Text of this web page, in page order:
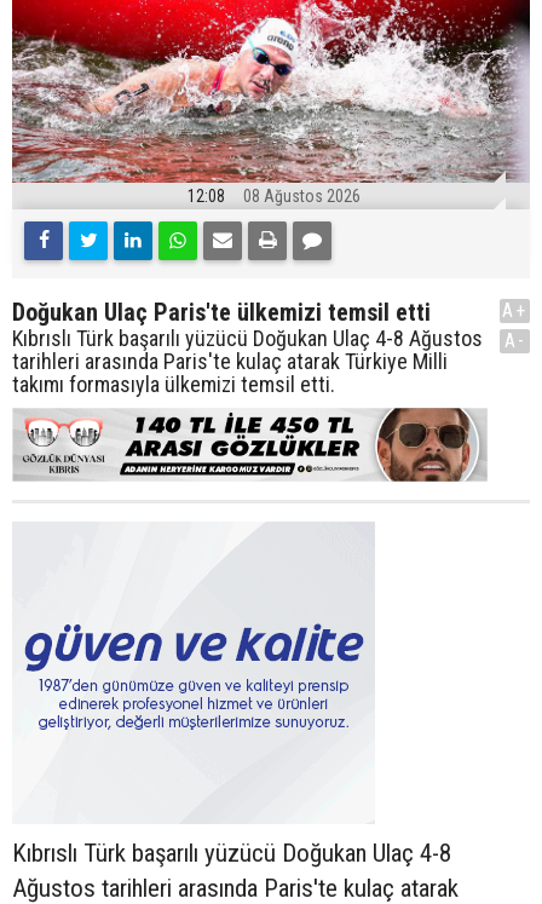
12:08 08 Ağustos 2026
Doğukan Ulaç Paris'te ülkemizi temsil etti
Kıbrıslı Türk başarılı yüzücü Doğukan Ulaç 4-8 Ağustos
tarihleri arasında Paris'te kulaç atarak Türkiye Milli
takımı formasıyla ülkemizi temsil etti.
A+
A-
Kıbrıslı Türk başarılı yüzücü Doğukan Ulaç 4-8
Ağustos tarihleri arasında Paris'te kulaç atarak